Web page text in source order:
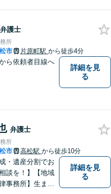
故・不動産問題
応。即日対応も
お気軽にご相談
弁護士
所
市 片原町駅 から徒歩4分
ら依頼者目線へ
詳細を見
る
弁護士
所
市 高松駅 から徒歩10分
・遺産分割でお
談を！】【地域
事務所】生まれ
詳細を見
る